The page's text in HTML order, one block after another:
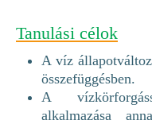
Tanulási célok
A víz
összefüggésben.
A
alkalmazása